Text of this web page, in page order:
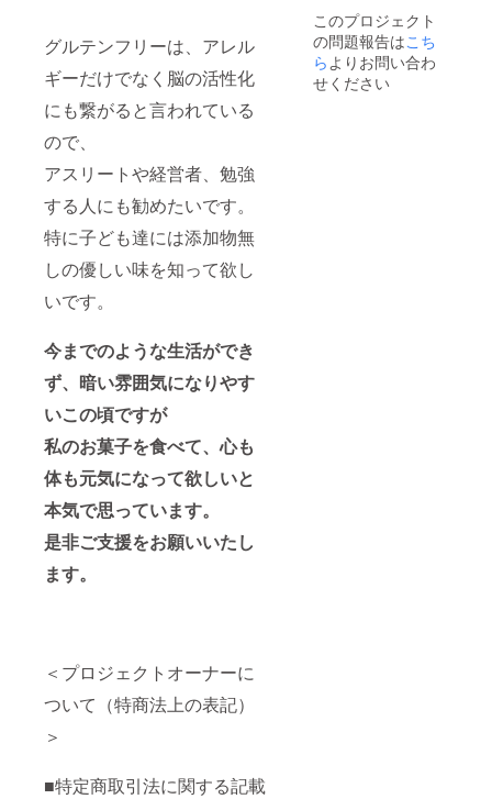
グルテンフリーは、アレル
ギーだけでなく脳の活性化
にも繋がると言われている
ので、
アスリートや経営者、勉強
する人にも勧めたいです。
特に子ども達には添加物無
しの優しい味を知って欲し
いです。
今までのような生活ができ
ず、暗い雰囲気になりやす
いこの頃ですが
私のお菓子を食べて、心も
体も元気になって欲しいと
本気で思っています。
是非ご支援をお願いいたし
ます。
＜プロジェクトオーナーに
ついて（特商法上の表記）
＞
■特定商取引法に関する記載
い。 備
考欄に
お知ら
せした
い内容
このプロジェクト
の問題報告はこち
らよりお問い合わ
せください